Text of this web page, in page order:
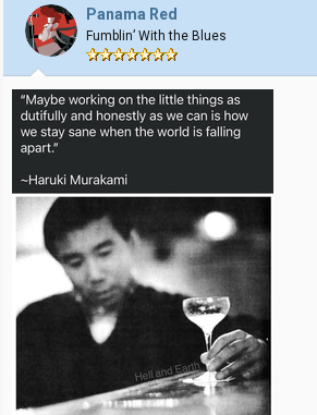
j
o
n
e
r
:
Panama Red
Fumblin’ With the Blues